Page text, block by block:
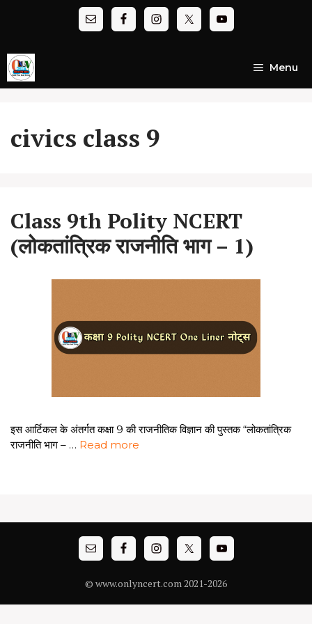
Menu
civics class 9
Class 9th Polity NCERT
(लोकतांत्रिक राजनीति भाग – 1)
इस आर्टिकल के अंतर्गत कक्षा 9 की राजनीतिक विज्ञान की पुस्तक “लोकतांत्रिक
राजनीति भाग – … Read more
© www.onlyncert.com 2021-2026